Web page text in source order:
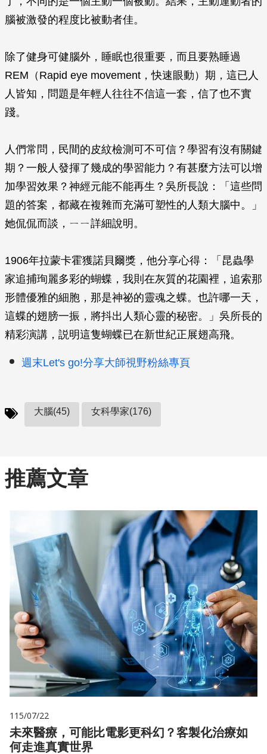
腦被激發的程度比被動者佳。
除了健身可健腦外，睡眠也很重要，而且要熟睡過
REM（Rapid eye movement，快速眼動）期，這已人
人皆知，問題是年輕人往往不信這一套，信了也不實
踐。
人們常問，民間的皮紋檢測可不可信？學習有沒有關鍵
期？一般人發揮了幾成的學習能力？有甚麼方法可以增
加學習效果？神經元能不能再生？吳所長說：「這些問
題的答案，都藏在複雜而充滿可塑性的人類大腦中。」
她侃侃而談，ㄧㄧ詳細說明。
1906年拉蒙卡霍獲諾貝爾獎，他分享心得：「昆蟲學
家追捕珣麗多彩的蝴蝶，我則在灰質的花園裡，追索那
形體優雅的細胞，那是神祕的靈魂之蝶。也許哪一天，
這蝶的翅膀一振，將抖出人類心靈的秘密。」吳所長的
精彩演講，説明這隻蝴蝶已在新世紀正展翅高飛。
週末Let's go!分享大師視野粉絲專頁
大腦(45) 女科學家(176)
推薦文章
115/07/22
未來醫療，可能比電影更科幻？客製化治療如
何走進真實世界